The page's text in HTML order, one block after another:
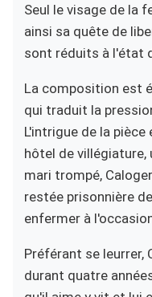
Seul le visage de la
ainsi sa quête de
sont réduits à l'état
La composition est
qui traduit la
L'intrigue de la pièce
hôtel de
mari trompé,
restée prisonnière
enfermer à
Préférant se leurrer,
durant quatre